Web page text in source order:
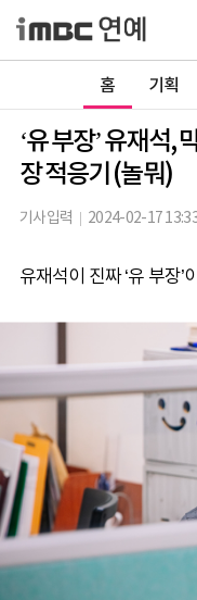
홈 기획
‘유 부장’ 유재석,
장 적응기 (놀뭐)
기사입력 2024-02-17
유재석이 진짜 ‘유 부장’